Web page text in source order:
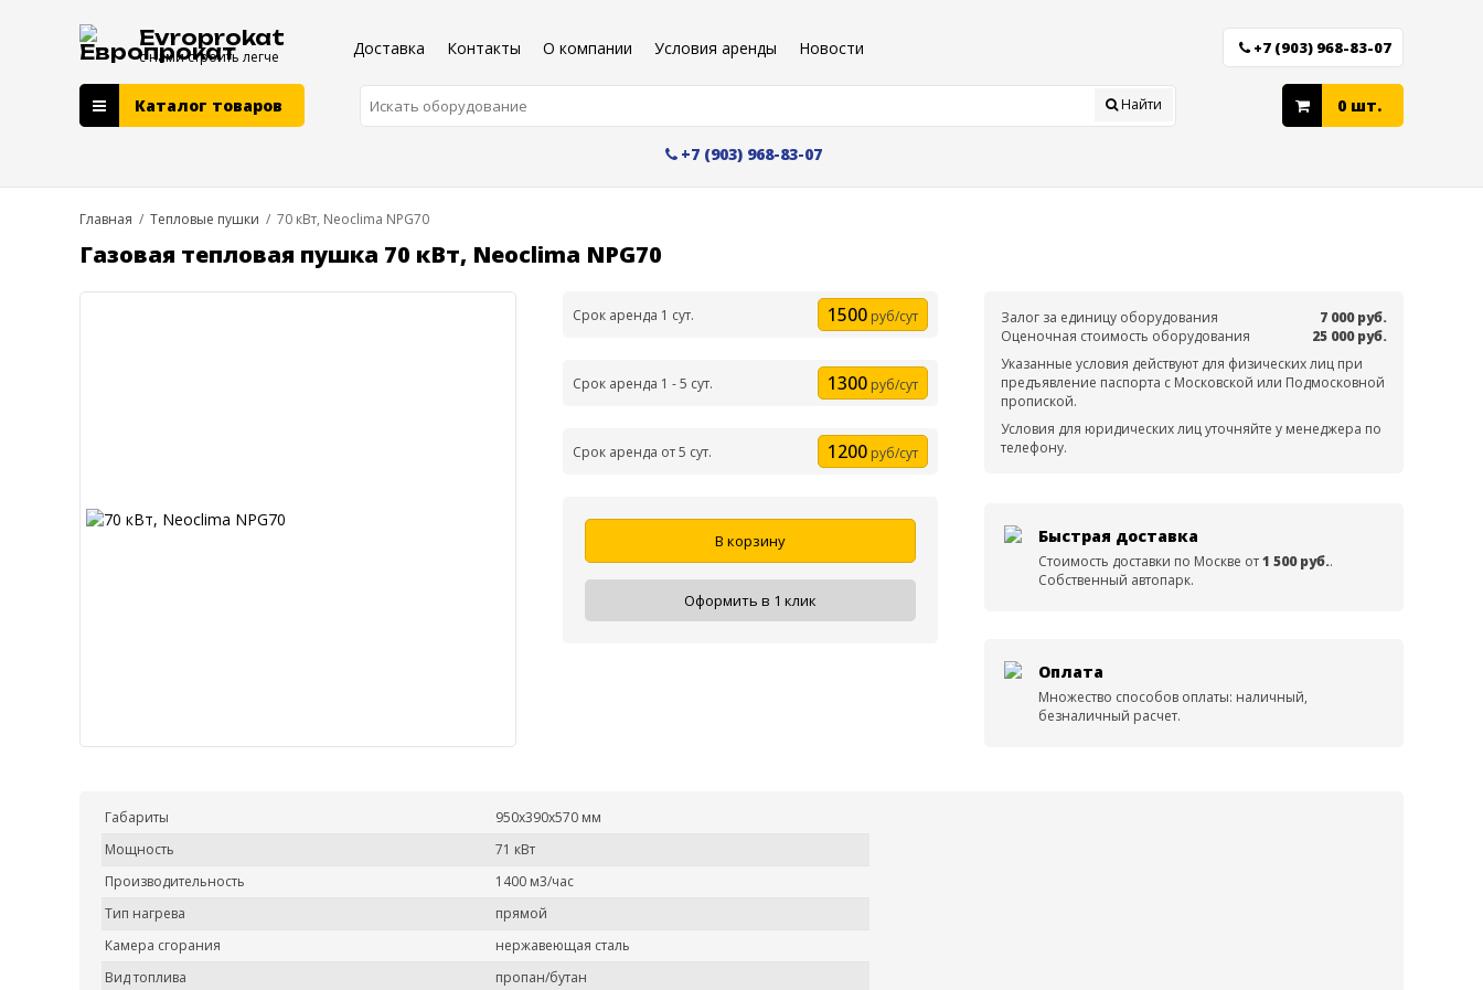
Evroprokat
с нами строить легче Доставка Контакты О компании Условия аренды Новости +7 (903) 968-83-07
Каталог товаров Найти 0 шт.
+7 (903) 968-83-07
Главная / Тепловые пушки / 70 кВт, Neoclima NPG70
Газовая тепловая пушка 70 кВт, Neoclima NPG70
Срок аренда 1 сут. 1500 руб/сут
Срок аренда 1 - 5 сут. 1300 руб/сут
Срок аренда от 5 сут. 1200 руб/сут
В корзину
Оформить в 1 клик
Залог за единицу оборудования
7 000 руб.
Оценочная стоимость оборудования
25 000 руб.
Указанные условия действуют для физических лиц при
предъявление паспорта с Московской или Подмосковной
пропиской.
Условия для юридических лиц уточняйте у менеджера по
телефону.
Быстрая доставка
Стоимость доставки по Москве от1 500 руб..
Собственный автопарк.
Оплата
Множество способов оплаты: наличный,
безналичный расчет.
Габариты
950х390х570 мм
Мощность
71 кВт
Производительность
1400 м3/час
Тип нагрева
прямой
Камера сгорания
нержавеющая сталь
Вид топлива
пропан/бутан